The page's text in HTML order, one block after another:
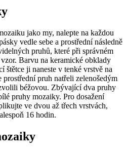
jako my, nalepte na každou
vedle sebe a prostřední následně
pruhů, které při správném
Barvu na keramické obklady
štětce ji naneste v tenké vrstvě na
pruh natřeli zelenošedým
béžovou. Zbývající dva pruhy
pruhy mozaiky. Pro dosažení
ve dvou až třech vrstvách,
16 hodin.